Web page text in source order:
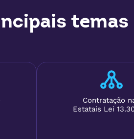
temas
Contratação
Estatais Lei